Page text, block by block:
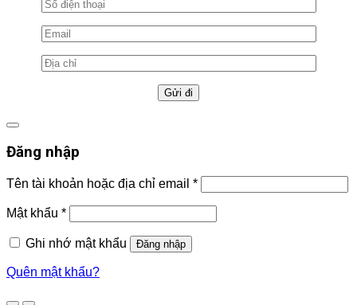
Đăng nhập
Tên tài khoản hoặc địa chỉ email *
Mật khẩu *
Ghi nhớ mật khẩu Đăng nhập
Quên mật khẩu?